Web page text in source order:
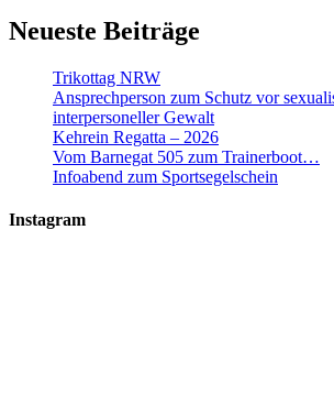
Neueste Beiträge
Trikottag NRW
Ansprechperson zum Schutz vor
interpersoneller Gewalt
Kehrein Regatta – 2026
Vom Barnegat 505 zum Trainerboot…
Infoabend zum Sportsegelschein
Instagram